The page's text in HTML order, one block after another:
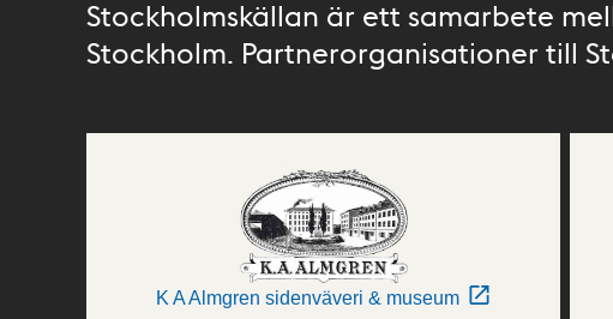
Stockholmskällan är ett samarbete
Stockholm. Partnerorganisationer till
K A Almgren sidenväveri & museum